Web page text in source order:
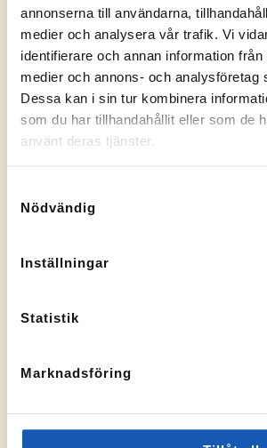
annonserna till användarna,
medier och analysera vår trafik. Vi
identifierare och annan information
medier och annons- och analysföretag
Dessa kan i sin tur kombinera
som du har tillhandahållit eller som de
använt deras tjänster.
Nödvändig
Inställningar
Statistik
Marknadsföring
Sveg
Gränsgatan
17, 842
32 Sveg
KA-
nummer:
10069283
Till
kontorssidan
2B,
30
KA-
Åtvidaberg
Åtvidaberg